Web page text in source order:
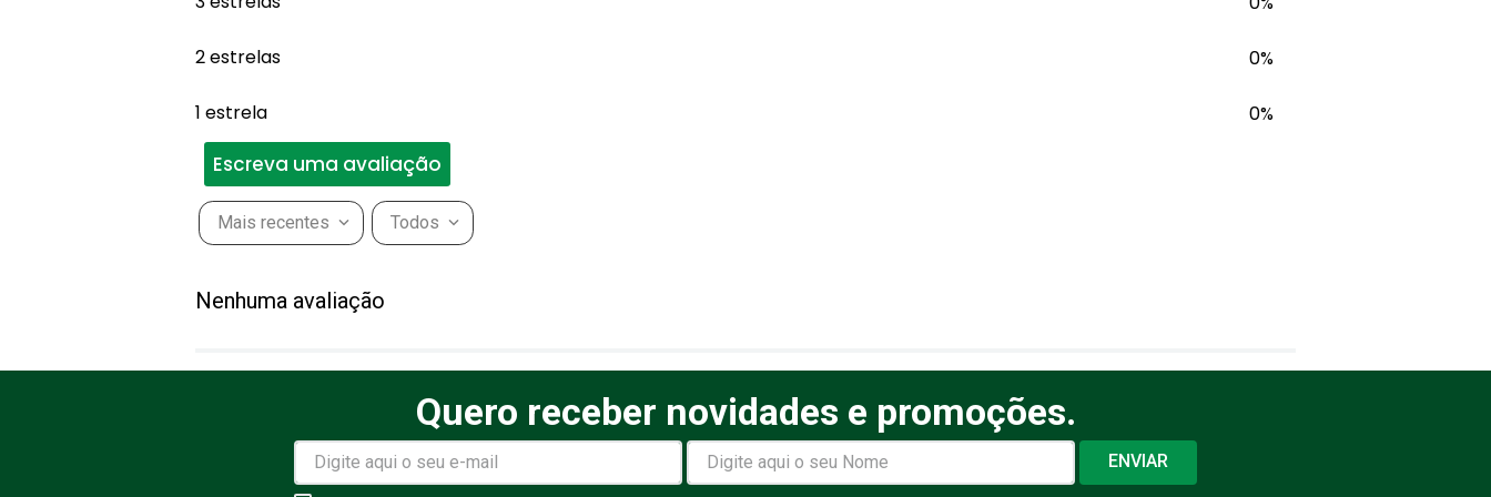
2 estrelas 0%
1 estrela 0%
Escreva uma avaliação
Avalie o produto de 1 a 5 estrelas
★★
Mais recentes Todos
Nenhuma avaliação
Quero receber novidades e promoções.
ENVIAR